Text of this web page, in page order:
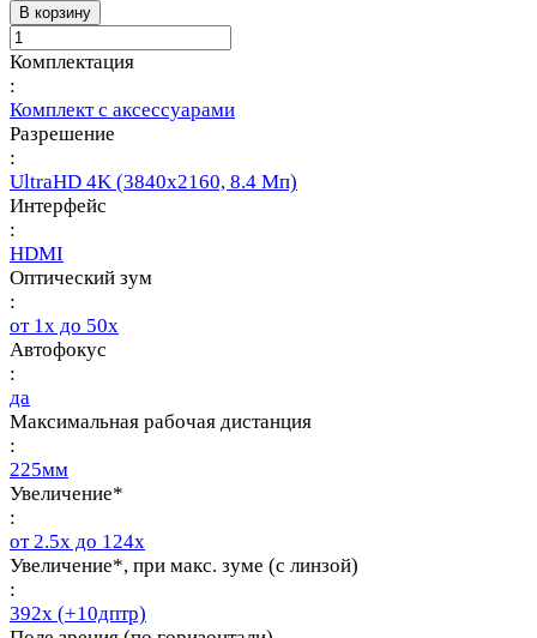
В корзину
Комплектация
:
Комплект с аксессуарами
Разрешение
:
UltraHD 4K (3840х2160, 8.4 Мп)
Интерфейс
:
HDMI
Оптический зум
:
от 1х до 50х
Автофокус
:
да
Максимальная рабочая дистанция
:
225мм
Увеличение*
:
от 2.5х до 124х
Увеличение*, при макс. зуме (с линзой)
:
392х (+10дптр)